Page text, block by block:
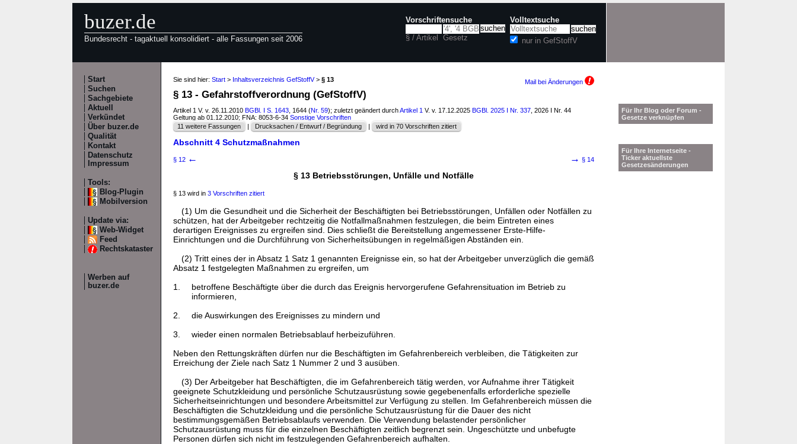
buzer.de
Bundesrecht - tagaktuell konsolidiert - alle Fassungen seit 2006
Vorschriftensuche
§ / Artikel Gesetz
Volltextsuche
nur in GefStoffV
Start
Suchen
Sachgebiete
Aktuell
Verkündet
Über buzer.de
Qualität
Kontakt
Datenschutz
Impressum
Tools:
Blog-Plugin
Mobilversion
Update via:
Web-Widget
Feed
Rechtskataster
Werben auf
buzer.de
Sie sind hier: Start > Inhaltsverzeichnis GefStoffV> § 13 Mail bei Änderungen
§ 13 - Gefahrstoffverordnung (GefStoffV)
Artikel 1 V. v. 26.11.2010 BGBl. I S. 1643 , 1644 (Nr. 59); zuletzt geändert durchArtikel 1 V. v. 17.12.2025 BGBl. 2025 I Nr. 337 , 2026 I Nr. 44
Geltung ab 01.12.2010; FNA: 8053-6-34 Sonstige Vorschriften
11 weitere Fassungen
| Drucksachen / Entwurf / Begründung | wird in 70 Vorschriften zitiert
Abschnitt 4 Schutzmaßnahmen
§ 12 ← → § 14
§ 13 Betriebsstörungen, Unfälle und Notfälle
§ 13 wird in 3 Vorschriften zitiert
(1) Um die Gesundheit und die Sicherheit der Beschäftigten bei Betriebsstörungen, Unfällen oder Notfällen zu
schützen, hat der Arbeitgeber rechtzeitig die Notfallmaßnahmen festzulegen, die beim Eintreten eines
derartigen Ereignisses zu ergreifen sind. Dies schließt die Bereitstellung angemessener Erste-Hilfe-
Einrichtungen und die Durchführung von Sicherheitsübungen in regelmäßigen Abständen ein.
(2) Tritt eines der in Absatz 1 Satz 1 genannten Ereignisse ein, so hat der Arbeitgeber unverzüglich die gemäß
Absatz 1 festgelegten Maßnahmen zu ergreifen, um
1.
betroffene Beschäftigte über die durch das Ereignis hervorgerufene Gefahrensituation im Betrieb zu
informieren,
2.
die Auswirkungen des Ereignisses zu mindern und
3.
wieder einen normalen Betriebsablauf herbeizuführen.
Neben den Rettungskräften dürfen nur die Beschäftigten im Gefahrenbereich verbleiben, die Tätigkeiten zur
Erreichung der Ziele nach Satz 1 Nummer 2 und 3 ausüben.
(3) Der Arbeitgeber hat Beschäftigten, die im Gefahrenbereich tätig werden, vor Aufnahme ihrer Tätigkeit
geeignete Schutzkleidung und persönliche Schutzausrüstung sowie gegebenenfalls erforderliche spezielle
Sicherheitseinrichtungen und besondere Arbeitsmittel zur Verfügung zu stellen. Im Gefahrenbereich müssen die
Beschäftigten die Schutzkleidung und die persönliche Schutzausrüstung für die Dauer des nicht
bestimmungsgemäßen Betriebsablaufs verwenden. Die Verwendung belastender persönlicher
Schutzausrüstung muss für die einzelnen Beschäftigten zeitlich begrenzt sein. Ungeschützte und unbefugte
Personen dürfen sich nicht im festzulegenden Gefahrenbereich aufhalten.
Für Ihr Blog oder Forum -
Gesetze verknüpfen
Für Ihre Internetseite -
Ticker aktuellste
Gesetzesänderungen